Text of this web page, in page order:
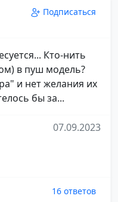
Подписаться
Кто-нить
в пуш модель?
и нет желания их
бы за...
07.09.2023
16 ответов